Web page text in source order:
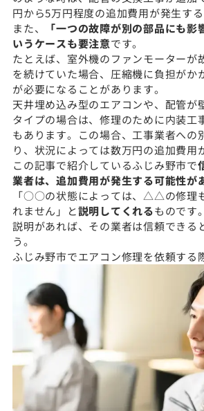
円から5万円程度の追加費用が発生する
また、
「一つの故障が別の部品にも影
いうケースも要注意です。
たとえば、室外機のファンモーターが
を続けていた場合、圧縮機に負担がか
が必要になることがあります。
天井埋め込み型のエアコンや、配管が
タイプの場合は、修理のために内装工
もあります。この場合、工事業者への
り、状況によっては数万円の追加費用
この記事で紹介しているふじみ野市で
業者は、追加費用が発生する可能性が
「○○の状態によっては、△△の修理
れません」と説明してくれるものです
説明があれば、その業者は信頼できる
う。
ふじみ野市でエアコン修理を依頼する